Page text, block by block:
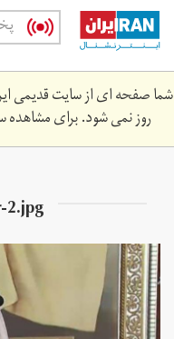
Skip
main
content
شما صفحه ای از سایت قدیمی
روز نمی شود. برای مشاهده